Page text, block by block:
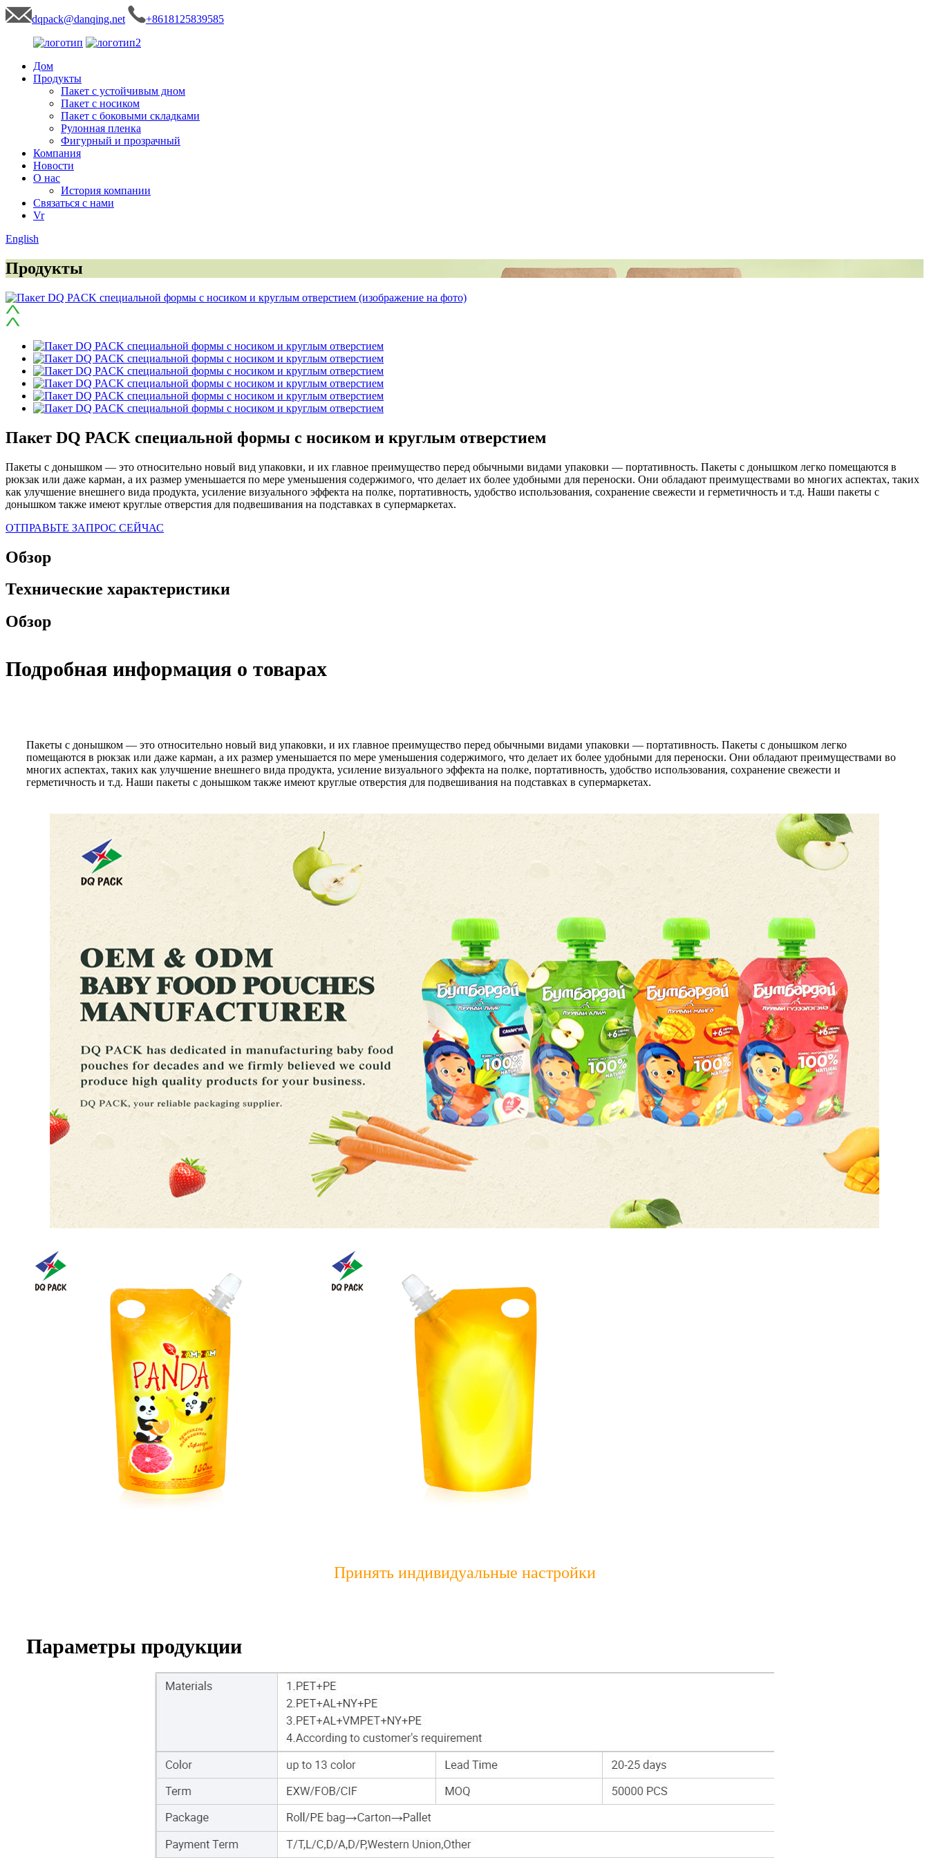
dqpack@danqing.net +8618125839585
Дом
Продукты
Пакет с устойчивым дном
Пакет с носиком
Пакет с боковыми складками
Рулонная пленка
Фигурный и прозрачный
Компания
Новости
О нас
История компании
Связаться с нами
Vr
English
Продукты
Пакет DQ PACK специальной формы с носиком и круглым отверстием
Пакеты с донышком — это относительно новый вид упаковки, и их главное преимущество перед обычными видами упаковки — портативность. Пакеты с донышком легко помещаются в
рюкзак или даже карман, а их размер уменьшается по мере уменьшения содержимого, что делает их более удобными для переноски. Они обладают преимуществами во многих аспектах, таких
как улучшение внешнего вида продукта, усиление визуального эффекта на полке, портативность, удобство использования, сохранение свежести и герметичность и т.д. Наши пакеты с
донышком также имеют круглые отверстия для подвешивания на подставках в супермаркетах.
ОТПРАВЬТЕ ЗАПРОС СЕЙЧАС
Обзор
Технические характеристики
Обзор
Подробная информация о товарах
Пакеты с донышком — это относительно новый вид упаковки, и их главное преимущество перед обычными видами упаковки — портативность. Пакеты с донышком легко
помещаются в рюкзак или даже карман, а их размер уменьшается по мере уменьшения содержимого, что делает их более удобными для переноски. Они обладают преимуществами во
многих аспектах, таких как улучшение внешнего вида продукта, усиление визуального эффекта на полке, портативность, удобство использования, сохранение свежести и
герметичность и т.д. Наши пакеты с донышком также имеют круглые отверстия для подвешивания на подставках в супермаркетах.
Принять индивидуальные настройки
Параметры продукции